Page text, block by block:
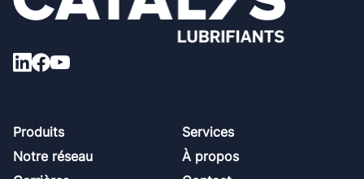
Footer
Produits
Services
Notre réseau
À propos